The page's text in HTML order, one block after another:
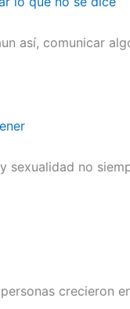
así, comunicar
no
crecieron